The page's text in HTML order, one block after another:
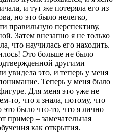
и тут же потеряла его из
но это было нелегко,
правильную перспективу,
Затем внезапно я не только
что научилась его находить.
Это больше не было
другими
увидела это, и теперь у меня
Теперь у меня было
Для меня это уже не
то, что я знала, потому, что
это было что-то, что я лично
пример – замечательная
как открытия.